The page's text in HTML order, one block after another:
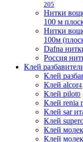
205
Нитки
100 м
Нитки
100м
Dafna
Россия
Клей
Клей
Клей alcor4
Клей pilot0
Клей renia
Клей sar
Клей
Клей
Клей